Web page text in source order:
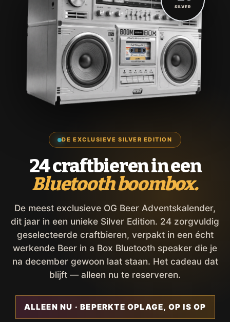
DE EXCLUSIEVE SILVER EDITION
24 craftbieren in een
Bluetooth boombox.
De meest exclusieve OG Beer Adventskalender,
dit jaar in een unieke Silver Edition. 24 zorgvuldig
geselecteerde craftbieren, verpakt in een écht
werkende Beer in a Box Bluetooth speaker die je
na december gewoon laat staan. Het cadeau dat
blijft — alleen nu te reserveren.
ALLEEN NU · BEPERKTE OPLAGE, OP IS OP
SILVER